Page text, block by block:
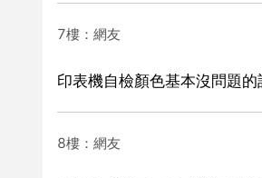
7樓：網友
印表機自檢顏色基本沒問題的
8樓：網友